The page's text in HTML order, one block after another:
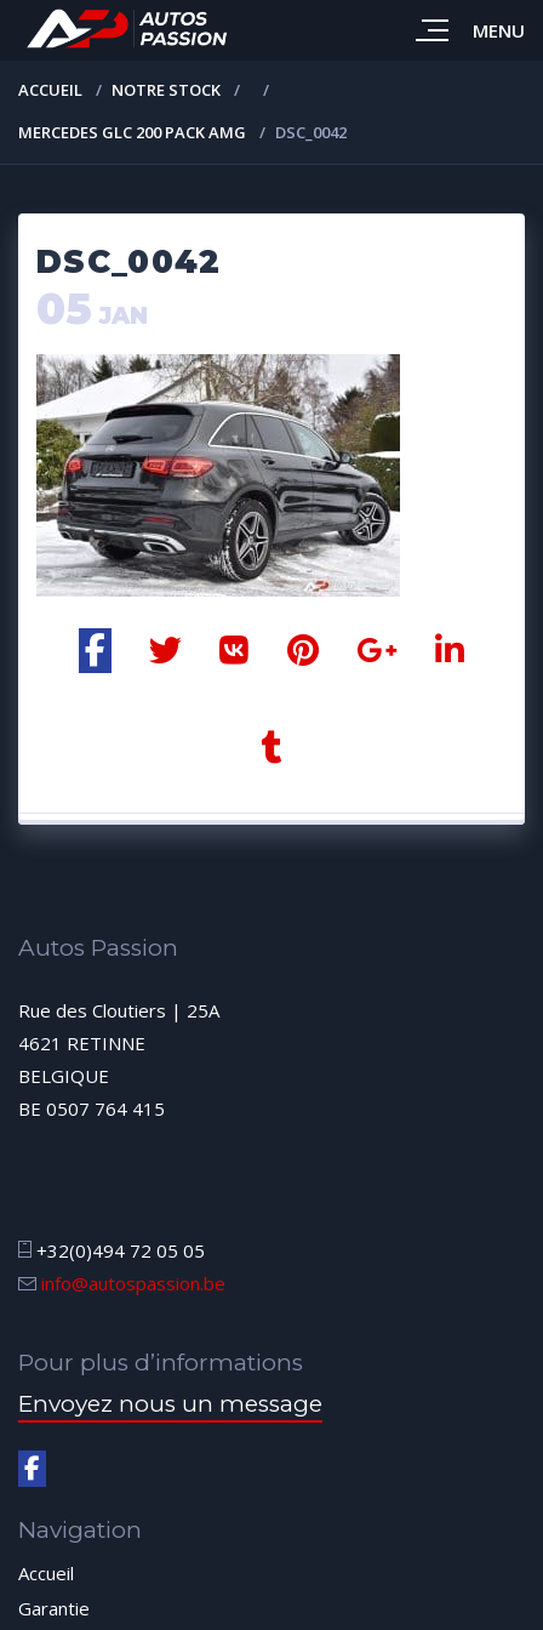
MENU
ACCUEIL
NOTRE STOCK
MERCEDES GLC 200 PACK AMG
DSC_0042
DSC_0042
05 JAN
Autos Passion
Rue des Cloutiers | 25A
4621 RETINNE
BELGIQUE
BE 0507 764 415
+32(0)494 72 05 05
info@autospassion.be
Pour plus d’informations
Envoyez nous un message
Navigation
Accueil
Garantie